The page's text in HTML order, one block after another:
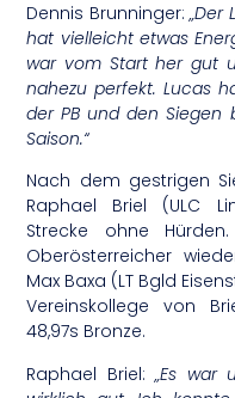
Dennis Brunninger:„Der
hat vielleicht etwas
war vom Start her gut
nahezu perfekt. Lucas
der PB und den Siegen
Saison.“
Nach dem gestrigen
Raphael Briel (ULC
Strecke ohne
Oberösterreicher
Max Baxa (LT Bgld
Vereinskollege von
48,97s Bronze.
Raphael Briel:„Es war